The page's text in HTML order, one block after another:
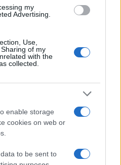
my
Advertising.
Use,
of my
with the
collected.
enable storage
cookies on web or
to be sent to
lo ha portato in Egitto, a
il ruolo di
Ministero degli esteri
e del Pakistan
2017 ha sostituito Sir
per la sicurezza
dal 2013. Ora la
creare la cornice
May e le autorità